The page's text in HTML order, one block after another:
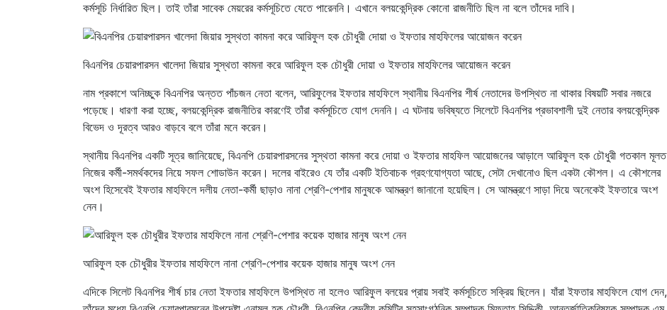
কর্মসূচি নির্ধারিত ছিল। তাই তাঁরা সাবেক মেয়রের কর্মসূচিতে যেতে পারেননি। এখানে বলয়কেন্দ্রিক কোনো রাজনীতি ছিল না বলে তাঁদের দাবি।
বিএনপির চেয়ারপারসন খালেদা জিয়ার সুস্থতা কামনা করে আরিফুল হক চৌধুরী দোয়া ও ইফতার মাহফিলের আয়োজন করেন
নাম প্রকাশে অনিচ্ছুক বিএনপির অন্তত পাঁচজন নেতা বলেন, আরিফুলের ইফতার মাহফিলে স্থানীয় বিএনপির শীর্ষ নেতাদের উপস্থিত না থাকার বিষয়টি সবার নজরে
পড়েছে। ধারণা করা হচ্ছে, বলয়কেন্দ্রিক রাজনীতির কারণেই তাঁরা কর্মসূচিতে যোগ দেননি। এ ঘটনায় ভবিষ্যতে সিলেটে বিএনপির প্রভাবশালী দুই নেতার বলয়কেন্দ্রিক
বিভেদ ও দূরত্ব আরও বাড়বে বলে তাঁরা মনে করেন।
স্থানীয় বিএনপির একটি সূত্র জানিয়েছে, বিএনপি চেয়ারপারসনের সুস্থতা কামনা করে দোয়া ও ইফতার মাহফিল আয়োজনের আড়ালে আরিফুল হক চৌধুরী গতকাল মূলত
নিজের কর্মী-সমর্থকদের নিয়ে সফল শোডাউন করেন। দলের বাইরেও যে তাঁর একটি ইতিবাচক গ্রহণযোগ্যতা আছে, সেটা দেখানোও ছিল একটা কৌশল। এ কৌশলের
অংশ হিসেবেই ইফতার মাহফিলে দলীয় নেতা-কর্মী ছাড়াও নানা শ্রেণি-পেশার মানুষকে আমন্ত্রণ জানানো হয়েছিল। সে আমন্ত্রণে সাড়া দিয়ে অনেকেই ইফতারে অংশ
নেন।
আরিফুল হক চৌধুরীর ইফতার মাহফিলে নানা শ্রেণি-পেশার কয়েক হাজার মানুষ অংশ নেন
এদিকে সিলেট বিএনপির শীর্ষ চার নেতা ইফতার মাহফিলে উপস্থিত না হলেও আরিফুল বলয়ের প্রায় সবাই কর্মসূচিতে সক্রিয় ছিলেন। যাঁরা ইফতার মাহফিলে যোগ দেন,